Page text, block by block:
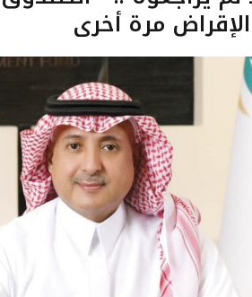
الإقراض مرة أخرى